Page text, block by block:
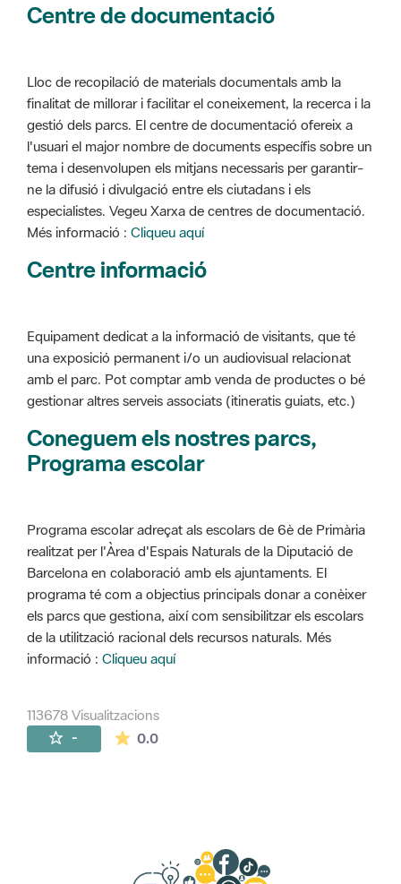
Centre de documentació
Lloc de recopilació de materials documentals amb la
finalitat de millorar i facilitar el coneixement, la recerca i la
gestió dels parcs. El centre de documentació ofereix a
l'usuari el major nombre de documents específis sobre un
tema i desenvolupen els mitjans necessaris per garantir-
ne la difusió i divulgació entre els ciutadans i els
especialistes. Vegeu Xarxa de centres de documentació.
Més informació : Cliqueu aquí
Centre informació
Equipament dedicat a la informació de visitants, que té
una exposició permanent i/o un audiovisual relacionat
amb el parc. Pot comptar amb venda de productes o bé
gestionar altres serveis associats (itineratis guiats, etc.)
Coneguem els nostres parcs,
Programa escolar
Programa escolar adreçat als escolars de 6è de Primària
realitzat per l'Àrea d'Espais Naturals de la Diputació de
Barcelona en colaboració amb els ajuntaments. El
programa té com a objectius principals donar a conèixer
els parcs que gestiona, així com sensibilitzar els escolars
de la utilització racional dels recursos naturals. Més
informació : Cliqueu aquí
113678 Visualitzacions
- 0.0La mitjana de les valoracions és de 0